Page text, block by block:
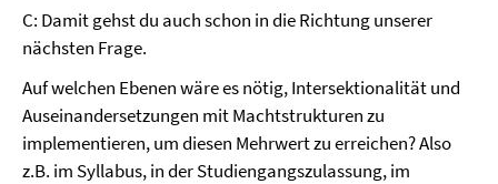
C: Damit gehst du auch schon in die Richtung unserer
nächsten Frage.
Auf welchen Ebenen wäre es nötig, Intersektionalität und
Auseinandersetzungen mit Machtstrukturen zu
implementieren, um diesen Mehrwert zu erreichen? Also
z.B. im Syllabus, in der Studiengangszulassung, im